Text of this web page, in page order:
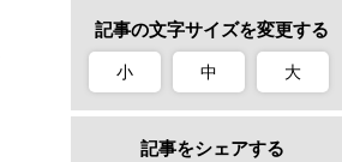
記事の文字サイズを変更する
小 中 大
記事をシェアする